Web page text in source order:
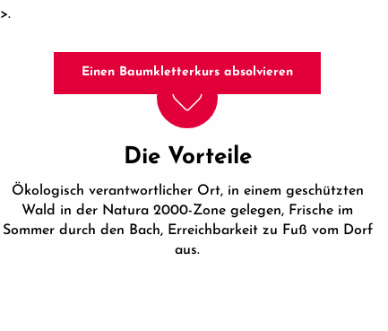
>.
Einen Baumkletterkurs absolvieren
Die Vorteile
Ökologisch verantwortlicher Ort, in einem geschützten
Wald in der Natura 2000-Zone gelegen, Frische im
Sommer durch den Bach, Erreichbarkeit zu Fuß vom Dorf
aus.